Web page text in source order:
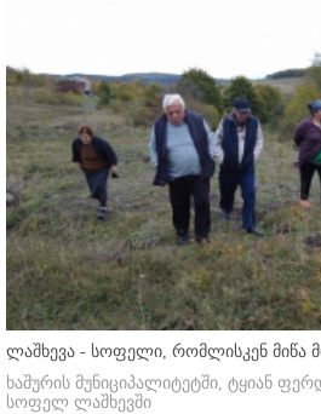
ლაშხევა - სოფელი, რომლისკენ მიწა
ხაშურის მუნიციპალიტეტში, ტყიან
სოფელ ლაშხევში